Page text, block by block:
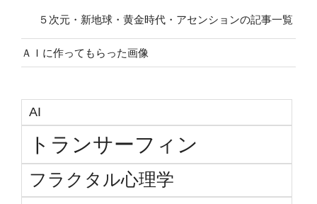
５次元・新地球・黄金時代・アセンションの記事一覧
ＡＩに作ってもらった画像
AI
トランサーフィン
フラクタル心理学